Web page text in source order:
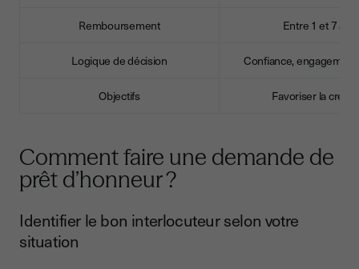
Remboursement Entre 1 et 7 ans
Logique de décision Confiance,
Objectifs Favoriser la
Comment faire une demande de
prêt d’honneur ?
Identifier le bon interlocuteur selon votre
situation